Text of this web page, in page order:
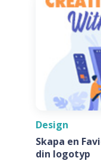
Design
Skapa en
din logotyp